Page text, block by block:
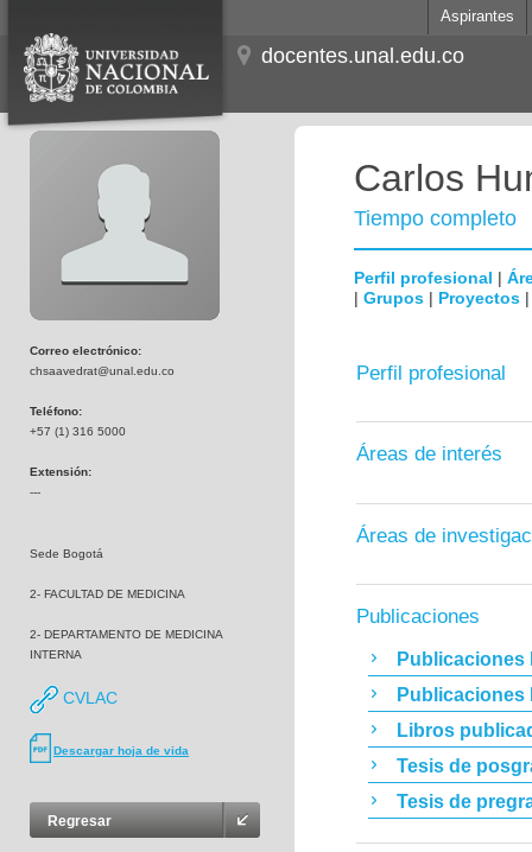
Aspirantes
docentes.unal.edu.co
Correo electrónico:
chsaavedrat@unal.edu.co
Teléfono:
+57 (1) 316 5000
Extensión:
---
Sede Bogotá
2- FACULTAD DE MEDICINA
2- DEPARTAMENTO DE MEDICINA
INTERNA
CVLAC
Descargar hoja de vida
Regresar
Carlos
Tiempo completo
Perfil profesional |
| Grupos | Proyectos
Perfil profesional
Áreas de interés
Áreas de
Publicaciones
Publicaciones
Publicaciones
Libros
Tesis de
Tesis de